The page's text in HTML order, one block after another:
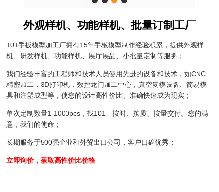
外观样机、功能样机、批量订制工厂
101手板模型加工厂拥有15年手板模型制作经验积累，提供外观样
机、研发样机、功能样机、展厅展品、小批量定制等服务；
我们经验丰富的工程师和技术人员使用先进的设备和技术，如CNC
精密加工，3D打印机，数控龙门加工中心，真空复模设备、简易模
具和注塑成型等，使您的设计高性价比、准确快速成为现实；
单次定制数量1-1000pcs，找101，按时、按质、按量交付。您的满
意，我们的使命；
长期服务于500强企业和外贸出口公司，客户口碑优秀；
立即询价，获取高性价比价格